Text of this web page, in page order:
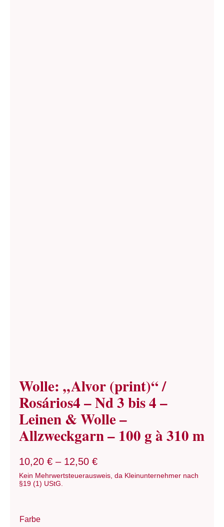
Wolle: „Alvor (print)“ /
Rosários4 – Nd 3 bis 4 –
Leinen & Wolle –
Allzweckgarn – 100 g à 310 m
10,20 €– 12,50 €
Kein Mehrwertsteuerausweis, da Kleinunternehmer nach
§19 (1) UStG.
Farbe